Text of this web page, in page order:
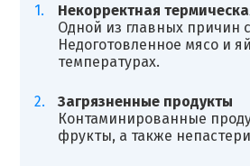
Некорректная
Одной из главных причин
Недоготовленное мясо и
температурах.
Загрязненные продукты
Контаминированные
фрукты, а также